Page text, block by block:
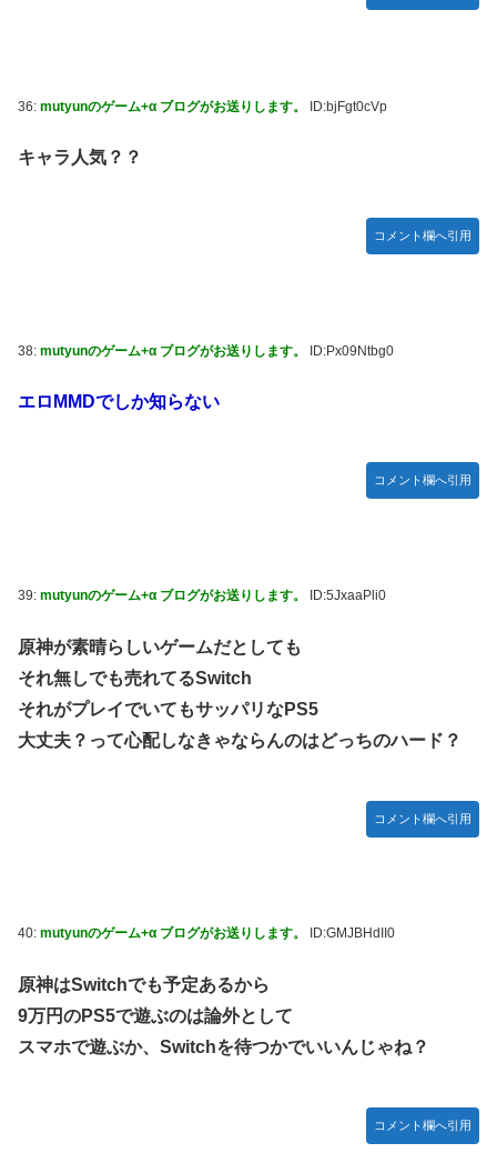
36: mutyunのゲーム+α ブログがお送りします。 ID:bjFgt0cVp
キャラ人気？？
コメント欄へ引用
38: mutyunのゲーム+α ブログがお送りします。 ID:Px09Ntbg0
エロMMDでしか知らない
コメント欄へ引用
39: mutyunのゲーム+α ブログがお送りします。 ID:5JxaaPli0
原神が素晴らしいゲームだとしても
それ無しでも売れてるSwitch
それがプレイでいてもサッパリなPS5
大丈夫？って心配しなきゃならんのはどっちのハード？
コメント欄へ引用
40: mutyunのゲーム+α ブログがお送りします。 ID:GMJBHdII0
原神はSwitchでも予定あるから
9万円のPS5で遊ぶのは論外として
スマホで遊ぶか、Switchを待つかでいいんじゃね？
コメント欄へ引用